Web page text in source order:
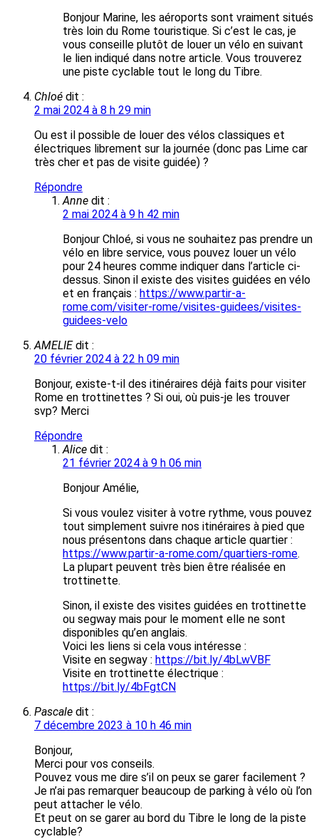
Bonjour Marine, les aéroports sont vraiment situés
très loin du Rome touristique. Si c’est le cas, je
vous conseille plutôt de louer un vélo en suivant
le lien indiqué dans notre article. Vous trouverez
une piste cyclable tout le long du Tibre.
Chloé dit :
2 mai 2024 à 8 h 29 min
Ou est il possible de louer des vélos classiques et
électriques librement sur la journée (donc pas Lime car
très cher et pas de visite guidée) ?
Répondre
Anne dit :
2 mai 2024 à 9 h 42 min
Bonjour Chloé, si vous ne souhaitez pas prendre un
vélo en libre service, vous pouvez louer un vélo
pour 24 heures comme indiquer dans l’article ci-
dessus. Sinon il existe des visites guidées en vélo
et en français : https://www.partir-a-
rome.com/visiter-rome/visites-guidees/visites-
guidees-velo
AMELIE dit :
20 février 2024 à 22 h 09 min
Bonjour, existe-t-il des itinéraires déjà faits pour visiter
Rome en trottinettes ? Si oui, où puis-je les trouver
svp? Merci
Répondre
Alice dit :
21 février 2024 à 9 h 06 min
Bonjour Amélie,
Si vous voulez visiter à votre rythme, vous pouvez
tout simplement suivre nos itinéraires à pied que
nous présentons dans chaque article quartier :
https://www.partir-a-rome.com/quartiers-rome.
La plupart peuvent très bien être réalisée en
trottinette.
Sinon, il existe des visites guidées en trottinette
ou segway mais pour le moment elle ne sont
disponibles qu’en anglais.
Voici les liens si cela vous intéresse :
Visite en segway : https://bit.ly/4bLwVBF
Visite en trottinette électrique :
https://bit.ly/4bFgtCN
Pascale dit :
7 décembre 2023 à 10 h 46 min
Bonjour,
Merci pour vos conseils.
Pouvez vous me dire s’il on peux se garer facilement ?
Je n’ai pas remarquer beaucoup de parking à vélo où l’on
peut attacher le vélo.
Et peut on se garer au bord du Tibre le long de la piste
cyclable?